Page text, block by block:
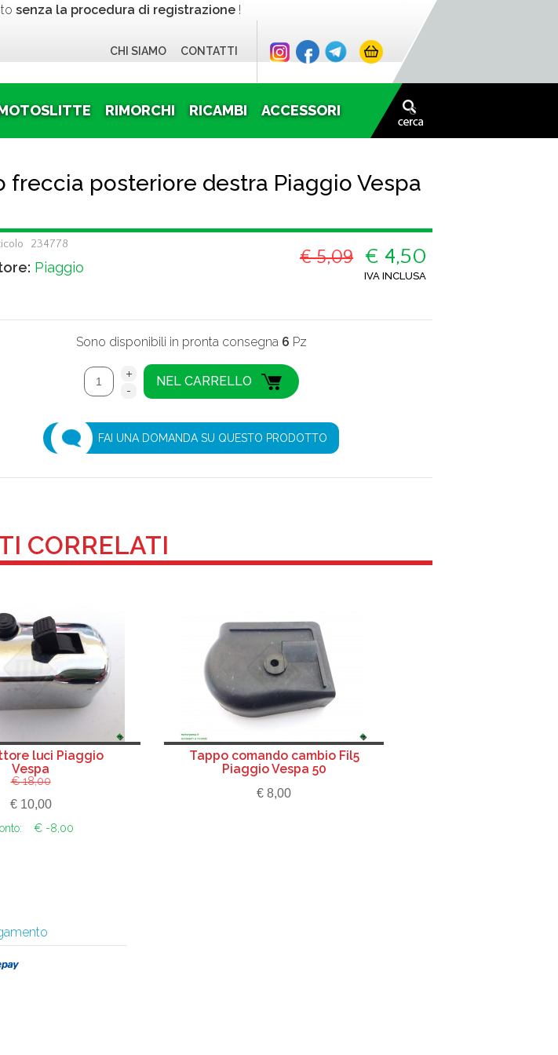
senza la procedura di registrazione !
CHI SIAMO CONTATTI
RIMORCHI RICAMBI ACCESSORI
freccia posteriore destra Piaggio Vespa
234778
€ 5,09 € 4,50
IVA INCLUSA
Piaggio
Sono disponibili in pronta consegna 6 Pz
FAI UNA DOMANDA SU QUESTO PRODOTTO
CORRELATI
luci Piaggio
Vespa
€ 18,00
€ 10,00
€ -8,00
Tappo comando cambio Fil5
Piaggio Vespa 50
€ 8,00